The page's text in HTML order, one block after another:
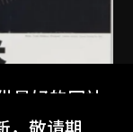
最好的网站